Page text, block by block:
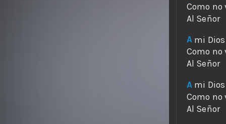
Al Señor
A
Al Señor
A
Al Señor